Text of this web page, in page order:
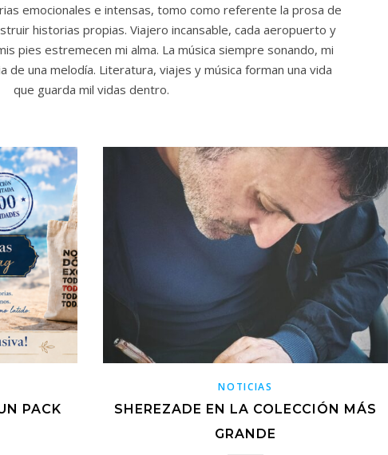
emocionales e intensas, tomo como referente la prosa de
historias propias. Viajero incansable, cada aeropuerto y
pies estremecen mi alma. La música siempre sonando, mi
de una melodía. Literatura, viajes y música forman una vida
que guarda mil vidas dentro.
PACK
NOTICIAS
SHEREZADE EN LA COLECCIÓN MÁS
GRANDE